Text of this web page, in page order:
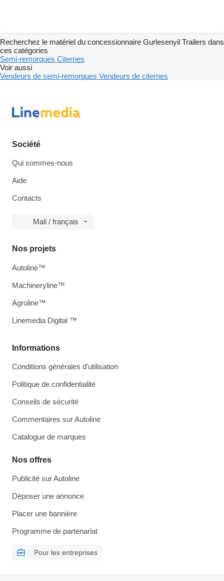
Recherchez le matériel du concessionnaire Gurlesenyil Trailers dans
ces catégories
Semi-remorques Citernes
Voir aussi
Vendeurs de semi-remorques Vendeurs de citernes
Société
Qui sommes-nous
Aide
Contacts
Mali / français
Informations
Conditions générales d'utilisation
Politique de confidentialité
Conseils de sécurité
Commentaires sur Autoline
Catalogue de marques
Nos offres
Publicité sur Autoline
Déposer une annonce
Placer une bannière
Programme de partenariat
Pour les entreprises
Nos projets
Autoline™
Machineryline™
Agroline™
Linemedia Digital ™